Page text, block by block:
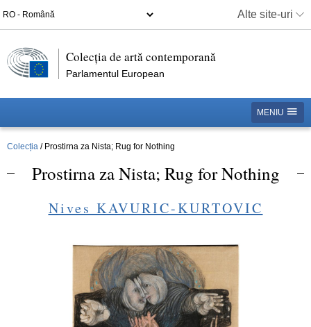
Alte site-uri
Colecția de artă contemporană
Parlamentul European
MENIU
Colecția Prostirna za Nista; Rug for Nothing
Prostirna za Nista; Rug for Nothing
Nives KAVURIC-KURTOVIC